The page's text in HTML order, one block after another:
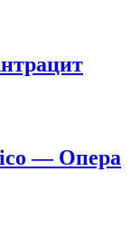
— Опера